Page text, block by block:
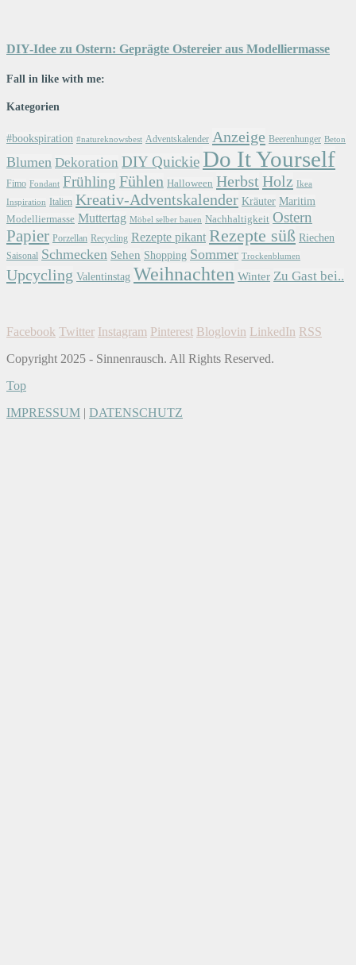
DIY-Idee zu Ostern: Geprägte Ostereier aus Modelliermasse
Fall in like with me:
Kategorien
#bookspiration #natureknowsbest Adventskalender Anzeige Beerenhunger Beton
Blumen Dekoration DIY Quickie Do It Yourself
Fimo Fondant Frühling Fühlen Halloween Herbst Holz Ikea
Inspiration Italien Kreativ-Adventskalender Kräuter Maritim
Modelliermasse Muttertag Möbel selber bauen Nachhaltigkeit Ostern
Papier Porzellan Recycling Rezepte pikant Rezepte süß Riechen
Saisonal Schmecken Sehen Shopping Sommer Trockenblumen
Upcycling Valentinstag Weihnachten Winter Zu Gast bei..
Facebook Twitter Instagram Pinterest Bloglovin LinkedIn RSS
Copyright 2025 - Sinnenrausch. All Rights Reserved.
Top
IMPRESSUM | DATENSCHUTZ